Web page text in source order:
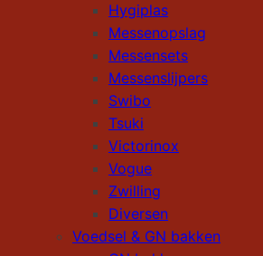
Hygiplas
Messenopslag
Messensets
Messenslijpers
Swibo
Tsuki
Victorinox
Vogue
Zwilling
Diversen
Voedsel & GN bakken